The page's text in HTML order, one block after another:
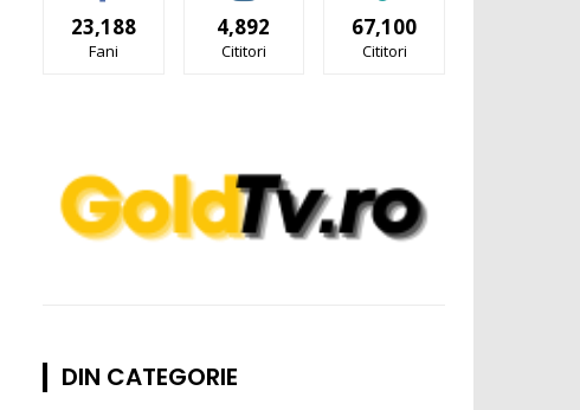
23,188
Fani
4,892
Cititori
67,100
Cititori
DIN CATEGORIE